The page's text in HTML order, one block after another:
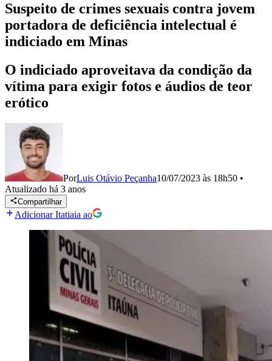
Suspeito de crimes sexuais contra jovem
portadora de deficiência intelectual é
indiciado em Minas
O indiciado aproveitava da condição da
vítima para exigir fotos e áudios de teor
erótico
PorLuis Otávio Peçanha10/07/2023 às 18h50 •
Atualizado há 3 anos
Compartilhar
Adicionar Itatiaia ao